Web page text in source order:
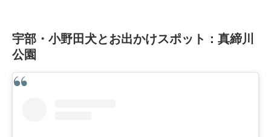
宇部・小野田犬とお出かけスポット：真締川
公園